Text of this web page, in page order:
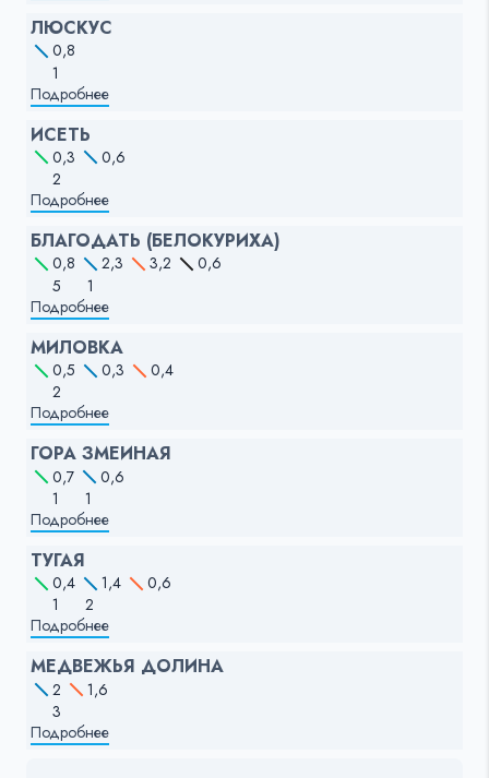
ЛЮСКУС
0,8
1
Подробнее
ИСЕТЬ
0,3
0,6
2
Подробнее
БЛАГОДАТЬ (БЕЛОКУРИХА)
0,8 2,3 3,2
0,6
5
1
Подробнее
МИЛОВКА
0,5 0,3
0,4
2
Подробнее
ГОРА ЗМЕИНАЯ
0,7
0,6
1
1
Подробнее
ТУГАЯ
0,4 1,4
0,6
1
2
Подробнее
МЕДВЕЖЬЯ ДОЛИНА
2
1,6
3
Подробнее